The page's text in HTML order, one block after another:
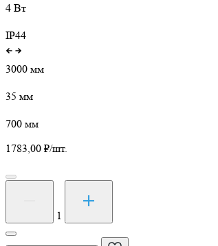
4 Вт
IP44
3000 мм
35 мм
700 мм
1783,00 ₽/шт.
Количество
товара
Гирлянда
ULD-
1